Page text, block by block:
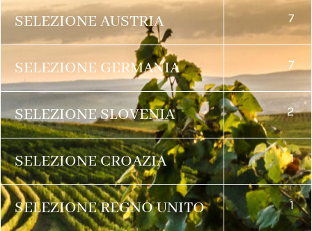
SELEZIONE AUSTRIA 7
SELEZIONE GERMANIA 7
SELEZIONE SLOVENIA 2
SELEZIONE CROAZIA 1
SELEZIONE REGNO UNITO 1